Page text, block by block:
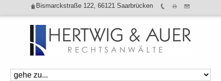
Bismarckstraße 122, 66121 Saarbrücken